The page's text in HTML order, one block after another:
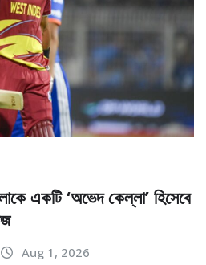
একটি ‘অভেদ কেল্লা’ হিসেবে
Aug 1, 2026